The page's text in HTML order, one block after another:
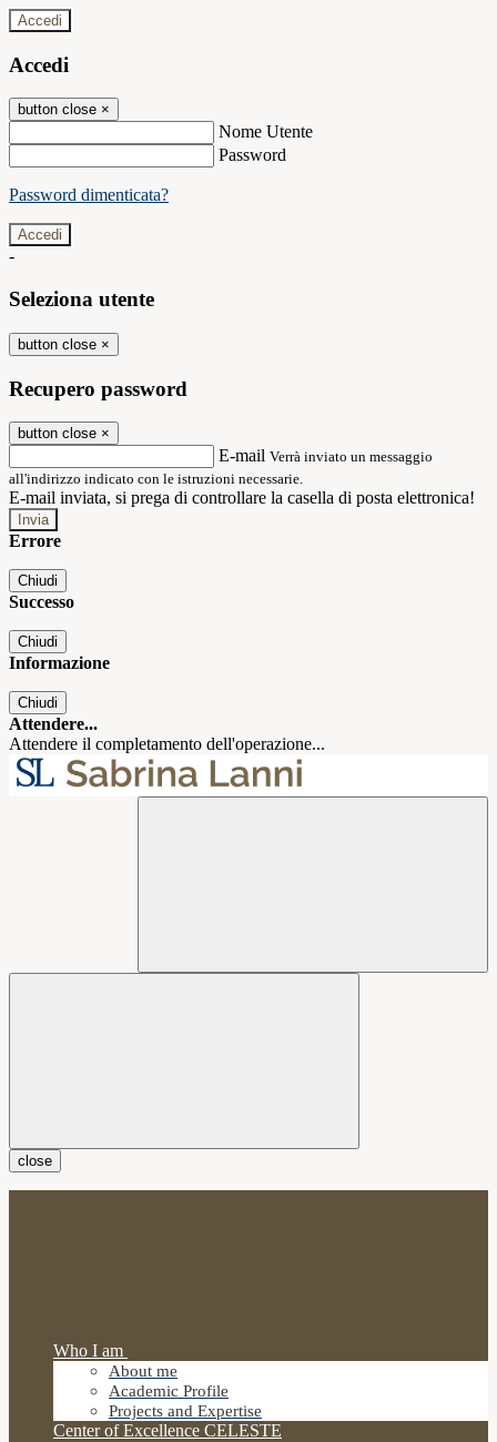
Accedi
Accedi
button close ×
Nome Utente
Password
Password dimenticata?
-
Seleziona utente
button close ×
Recupero password
button close ×
E-mail Verrà inviato un messaggio
all'indirizzo indicato con le istruzioni necessarie.
E-mail inviata, si prega di controllare la casella di posta elettronica!
Errore
Chiudi
Successo
Chiudi
Informazione
Chiudi
Attendere...
Attendere il completamento dell'operazione...
close
Who I am
About me
Academic Profile
Projects and Expertise
Center of Excellence CELESTE